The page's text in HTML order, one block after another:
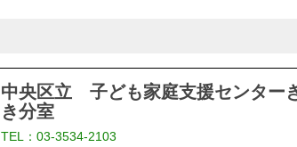
中央区立 子ども家庭支援センター
き分室
TEL：03-3534-2103